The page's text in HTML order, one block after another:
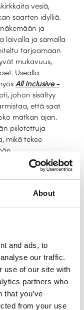
About
and ads, to
our traffic.
use of our site with
partners who
that you’ve
from your use
vesiä,
saarten idylliä.
ja
laivalla ja samalla
tarjoamaan
mukavuus,
Usealla
All Inclusive -
johon sisältyy
että saat
matkan ajan.
piilotettuja
mikä tekee
Välimeren